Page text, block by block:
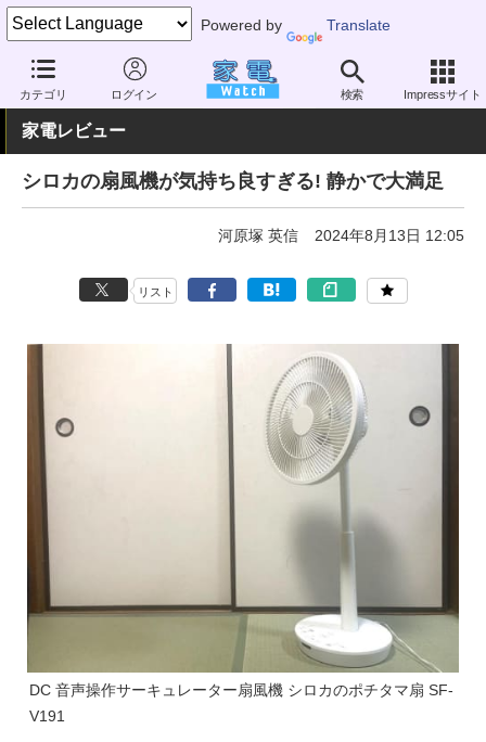
Powered by Translate
カテゴリ ログイン 検索 Impressサイト
家電 Watch 空調家電 扇風機 単機能
家電レビュー
シロカの扇風機が気持ち良すぎる! 静かで大満足
河原塚 英信 2024年8月13日 12:05
リスト
DC 音声操作サーキュレーター扇風機 シロカのポチタマ扇 SF-
V191